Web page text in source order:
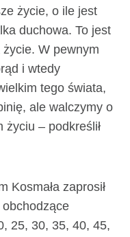
życie, o ile jest
duchowa. To jest
W pewnym
i wtedy
tego świata,
ale walczymy o
– podkreślił
Kosmała zaprosił
obchodzące
25, 30, 35, 40, 45,